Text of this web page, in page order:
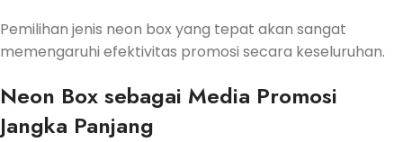
Pemilihan jenis neon box yang tepat akan sangat
memengaruhi efektivitas promosi secara keseluruhan.
Neon Box sebagai Media Promosi
Jangka Panjang